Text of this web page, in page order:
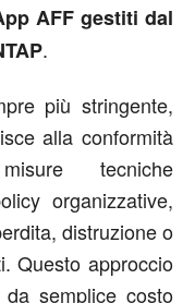
AFF gestiti dal
.
più stringente,
alla conformità
tecniche
organizzative,
distruzione o
Questo approccio
semplice costo